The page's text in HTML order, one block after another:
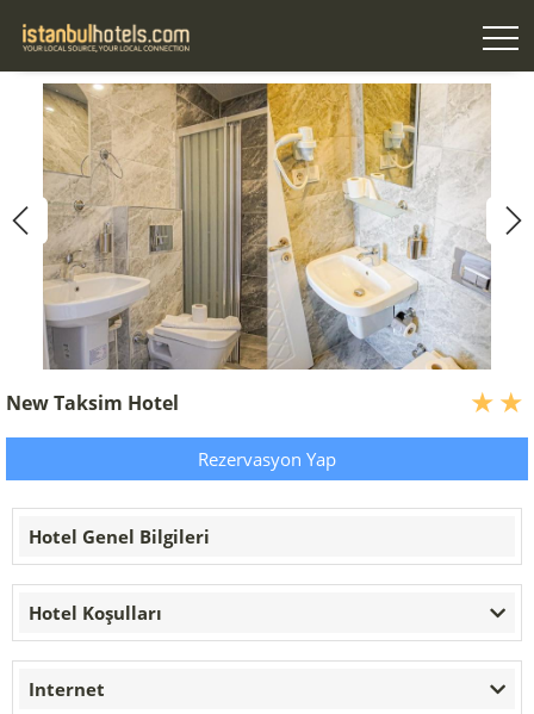
New Taksim Hotel
Rezervasyon Yap
Hotel Genel Bilgileri
Hotel Koşulları
Internet